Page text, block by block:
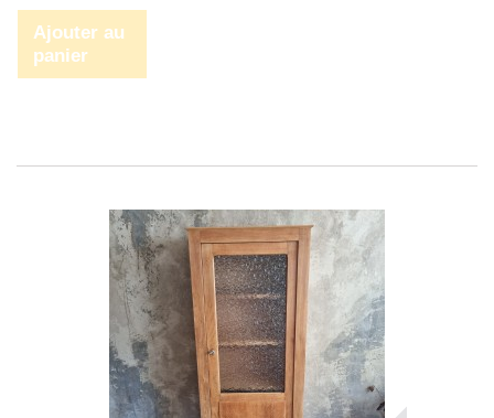
Ajouter au
panier